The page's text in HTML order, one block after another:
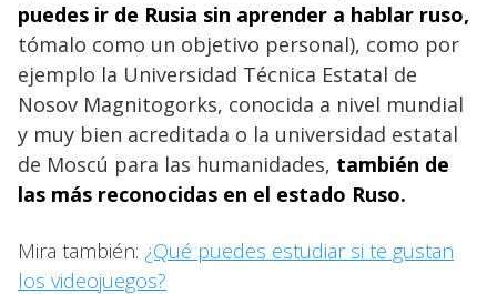
puedes ir de Rusia sin aprender a hablar ruso,
tómalo como un objetivo personal), como por
ejemplo la Universidad Técnica Estatal de
Nosov Magnitogorks, conocida a nivel mundial
y muy bien acreditada o la universidad estatal
de Moscú para las humanidades, también de
las más reconocidas en el estado Ruso.
Mira también: ¿Qué puedes estudiar si te gustan
los videojuegos?